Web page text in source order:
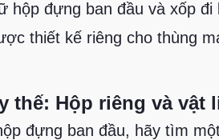
hộp đựng ban đầu và xốp
thiết kế riêng cho thùng
thế: Hộp riêng và vật
đựng ban đầu, hãy tìm